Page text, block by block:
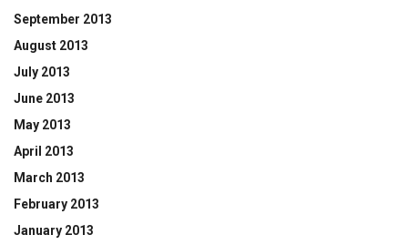
September 2013
August 2013
July 2013
June 2013
May 2013
April 2013
March 2013
February 2013
January 2013